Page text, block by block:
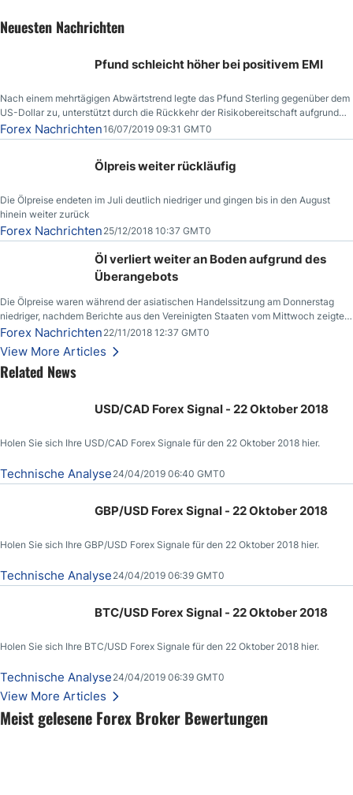
Meist gelesene Forex Broker Bewertungen
Neuesten Nachrichten
Pfund schleicht höher bei positivem EMI
Nach einem mehrtägigen Abwärtstrend legte das Pfund Sterling gegenüber dem
US-Dollar zu, unterstützt durch die Rückkehr der Risikobereitschaft aufgrund
der Nachricht,
Forex Nachrichten16/07/2019 09:31 GMT0
Ölpreis weiter rückläufig
Die Ölpreise endeten im Juli deutlich niedriger und gingen bis in den August
hinein weiter zurück
Forex Nachrichten 25/12/2018 10:37 GMT0
Öl verliert weiter an Boden aufgrund des
Überangebots
Die Ölpreise waren während der asiatischen Handelssitzung am Donnerstag
niedriger, nachdem Berichte aus den Vereinigten Staaten vom Mittwoch zeigten,
dass die US-Rohöllagerbestände den höchsten Stand seit Dezember 2017
erreichten.
Forex Nachrichten 22/11/2018 12:37 GMT0
View More Articles
Related News
USD/CAD Forex Signal - 22 Oktober 2018
Holen Sie sich Ihre USD/CAD Forex Signale für den 22 Oktober 2018 hier.
Technische Analyse 24/04/2019 06:40 GMT0
GBP/USD Forex Signal - 22 Oktober 2018
Holen Sie sich Ihre GBP/USD Forex Signale für den 22 Oktober 2018 hier.
Technische Analyse 24/04/2019 06:39 GMT0
BTC/USD Forex Signal - 22 Oktober 2018
Holen Sie sich Ihre BTC/USD Forex Signale für den 22 Oktober 2018 hier.
Technische Analyse 24/04/2019 06:39 GMT0
View More Articles